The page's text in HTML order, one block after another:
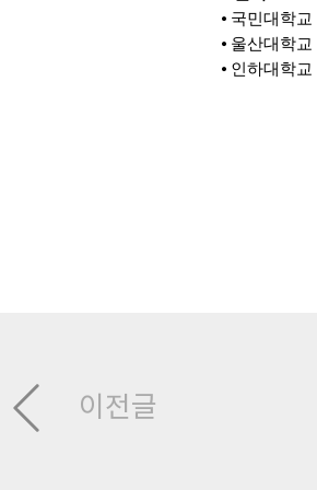
⦁ 국민대학교
⦁ 울산대학교
⦁ 인하대학교
이전글